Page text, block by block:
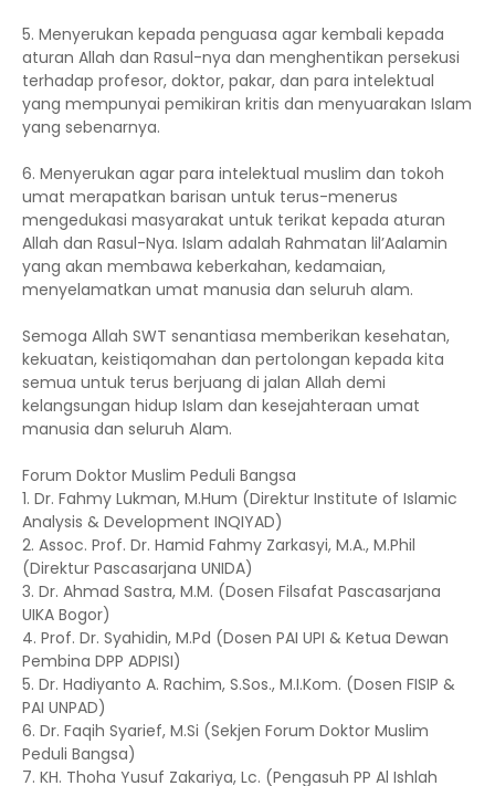
5. Menyerukan kepada penguasa agar kembali kepada
aturan Allah dan Rasul-nya dan menghentikan persekusi
terhadap profesor, doktor, pakar, dan para intelektual
yang mempunyai pemikiran kritis dan menyuarakan Islam
yang sebenarnya.
6. Menyerukan agar para intelektual muslim dan tokoh
umat merapatkan barisan untuk terus-menerus
mengedukasi masyarakat untuk terikat kepada aturan
Allah dan Rasul-Nya. Islam adalah Rahmatan lil’Aalamin
yang akan membawa keberkahan, kedamaian,
menyelamatkan umat manusia dan seluruh alam.
Semoga Allah SWT senantiasa memberikan kesehatan,
kekuatan, keistiqomahan dan pertolongan kepada kita
semua untuk terus berjuang di jalan Allah demi
kelangsungan hidup Islam dan kesejahteraan umat
manusia dan seluruh Alam.
Forum Doktor Muslim Peduli Bangsa
1. Dr. Fahmy Lukman, M.Hum (Direktur Institute of Islamic
Analysis & Development INQIYAD)
2. Assoc. Prof. Dr. Hamid Fahmy Zarkasyi, M.A., M.Phil
(Direktur Pascasarjana UNIDA)
3. Dr. Ahmad Sastra, M.M. (Dosen Filsafat Pascasarjana
UIKA Bogor)
4. Prof. Dr. Syahidin, M.Pd (Dosen PAI UPI & Ketua Dewan
Pembina DPP ADPISI)
5. Dr. Hadiyanto A. Rachim, S.Sos., M.I.Kom. (Dosen FISIP &
PAI UNPAD)
6. Dr. Faqih Syarief, M.Si (Sekjen Forum Doktor Muslim
Peduli Bangsa)
7. KH. Thoha Yusuf Zakariya, Lc. (Pengasuh PP Al Ishlah